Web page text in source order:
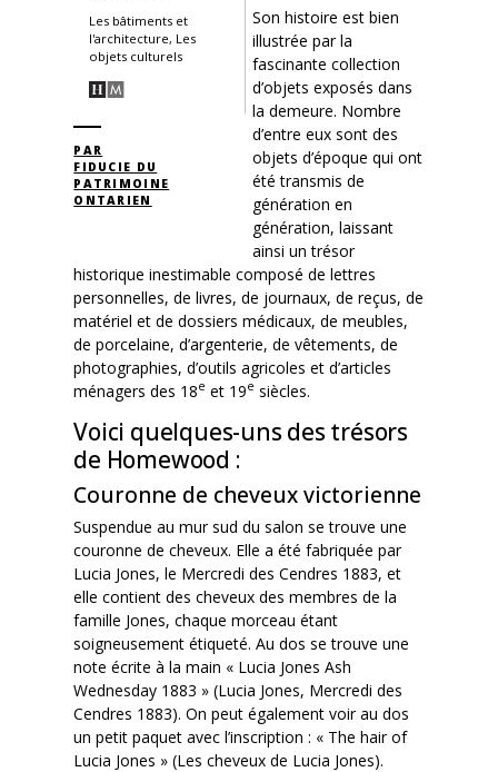
Les bâtiments et
l'architecture, Les
objets culturels
PAR
FIDUCIE DU
PATRIMOINE
ONTARIEN
Son histoire est bien
illustrée par la
fascinante collection
d’objets exposés dans
la demeure. Nombre
d’entre eux sont des
objets d’époque qui ont
été transmis de
génération en
génération, laissant
ainsi un trésor
historique inestimable composé de lettres
personnelles, de livres, de journaux, de reçus, de
matériel et de dossiers médicaux, de meubles,
de porcelaine, d’argenterie, de vêtements, de
photographies, d’outils agricoles et d’articles
ménagers des 18e et 19e siècles.
Voici quelques-uns des trésors
de Homewood :
Couronne de cheveux victorienne
Suspendue au mur sud du salon se trouve une
couronne de cheveux. Elle a été fabriquée par
Lucia Jones, le Mercredi des Cendres 1883, et
elle contient des cheveux des membres de la
famille Jones, chaque morceau étant
soigneusement étiqueté. Au dos se trouve une
note écrite à la main « Lucia Jones Ash
Wednesday 1883 » (Lucia Jones, Mercredi des
Cendres 1883). On peut également voir au dos
un petit paquet avec l’inscription : « The hair of
Lucia Jones » (Les cheveux de Lucia Jones).